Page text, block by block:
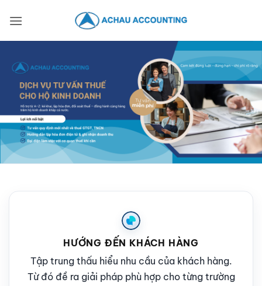
HƯỚNG ĐẾN KHÁCH HÀNG
Tập trung thấu hiểu nhu cầu của khách hàng.
Từ đó đề ra giải pháp phù hợp cho từng trường